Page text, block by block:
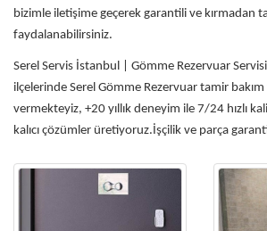
bizimle iletişime geçerek garantili ve kırmadan
faydalanabilirsiniz.
Serel Servis İstanbul | Gömme Rezervuar
ilçelerinde Serel Gömme Rezervuar tamir
vermekteyiz, +20 yıllık deneyim ile 7/24 hızlı
kalıcı çözümler üretiyoruz.İşçilik ve parça